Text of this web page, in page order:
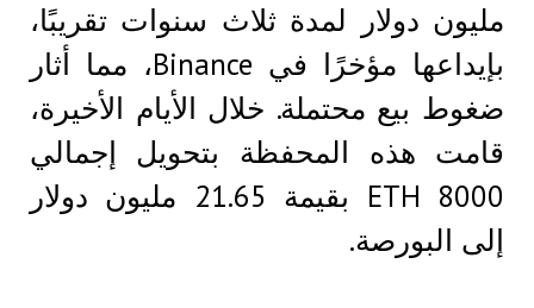
مليون دولار لمدة ثلاث سنوات تقريبًا،
بإيداعها مؤخرًا في Binance، مما أثار
ضغوط بيع محتملة. خلال الأيام الأخيرة،
قامت هذه المحفظة بتحويل إجمالي
8000 ETH بقيمة 21.65 مليون دولار
إلى البورصة.